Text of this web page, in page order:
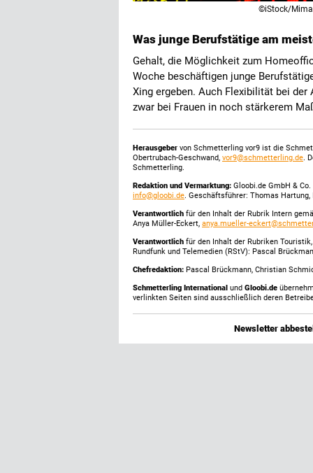
©iStock/
Was junge Berufstätige am
Gehalt, die Möglichkeit zum
Woche beschäftigen junge
Xing ergeben. Auch Flexibilität bei
zwar bei Frauen in noch stärkerem
Herausgeber von Schmetterling vor9 ist die
Obertrubach-Geschwand, vor9@schmetterling.de.
Schmetterling.
Redaktion und Vermarktung: Gloobi.de GmbH &
info@gloobi.de. Geschäftsführer: Thomas
Verantwortlich für den Inhalt der Rubrik Intern
Anya Müller-Eckert, anya.mueller-
Verantwortlich für den Inhalt der Rubriken
Rundfunk und Telemedien (RStV): Pascal
Chefredaktion: Pascal Brückmann, Christian
Schmetterling International und Gloobi.de
verlinkten Seiten sind ausschließlich deren
Newsletter